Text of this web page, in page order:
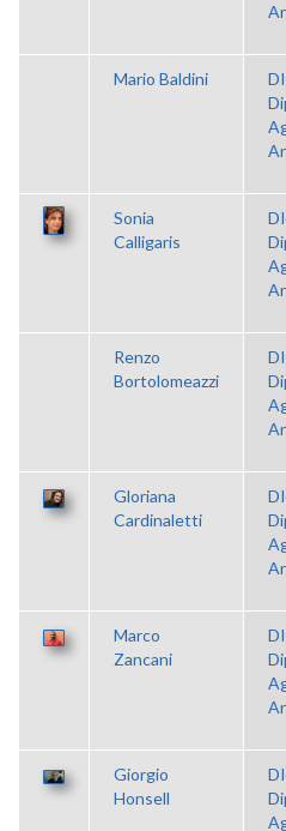
Mario Baldini
Sonia
Calligaris
Renzo
Bortolomeazzi
Gloriana
Cardinaletti
Marco
Zancani
Giorgio
Honsell